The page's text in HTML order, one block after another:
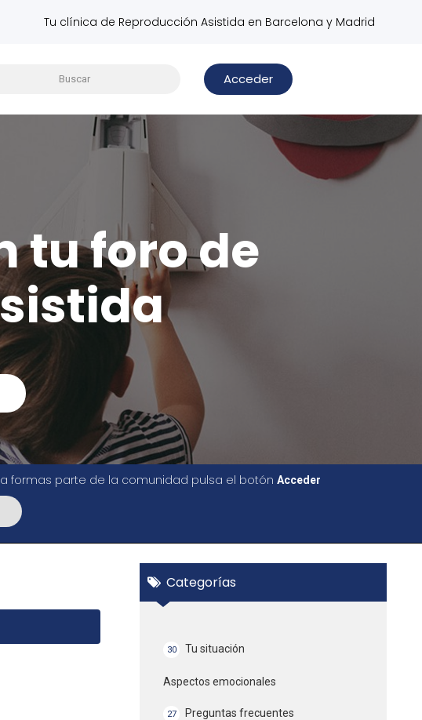
Tu clínica de Reproducción Asistida en Barcelona y Madrid
Acceder
tu foro de
formas parte de la comunidad pulsa el botón Acceder
Categorías
30 Tu situación
Aspectos emocionales
27 Preguntas frecuentes